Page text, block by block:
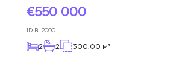
550 000
ID B-2090
2 2 300.00 м²